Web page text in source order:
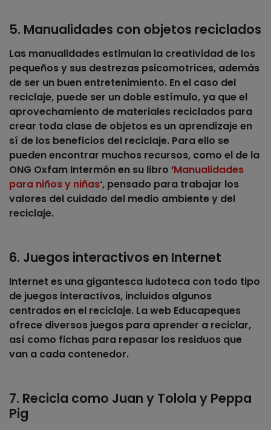
5. Manualidades con objetos reciclados
Las manualidades estimulan la creatividad de los
pequeños y sus destrezas psicomotrices, además
de ser un buen entretenimiento. En el caso del
reciclaje, puede ser un doble estímulo, ya que el
aprovechamiento de materiales reciclados para
crear toda clase de objetos es un aprendizaje en
sí de los beneficios del reciclaje. Para ello se
pueden encontrar muchos recursos, como el de la
ONG Oxfam Intermón en su libro ‘Manualidades
para niños y niñas‘, pensado para trabajar los
valores del cuidado del medio ambiente y del
reciclaje.
6. Juegos interactivos en Internet
Internet es una gigantesca ludoteca con todo tipo
de juegos interactivos, incluidos algunos
centrados en el reciclaje. La web Educapeques
ofrece diversos juegos para aprender a reciclar,
así como fichas para repasar los residuos que
van a cada contenedor.
7. Recicla como Juan y Tolola y Peppa
Pig